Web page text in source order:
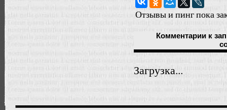
Отзывы и пинг пока
Комментарии к
Загрузка...